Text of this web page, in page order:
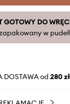
GOTOWY DO
w
DOSTAWA od 280 zł